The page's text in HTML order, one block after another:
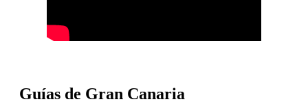
Guías de Gran Canaria